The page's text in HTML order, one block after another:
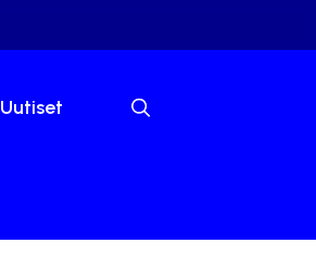
Uutiset